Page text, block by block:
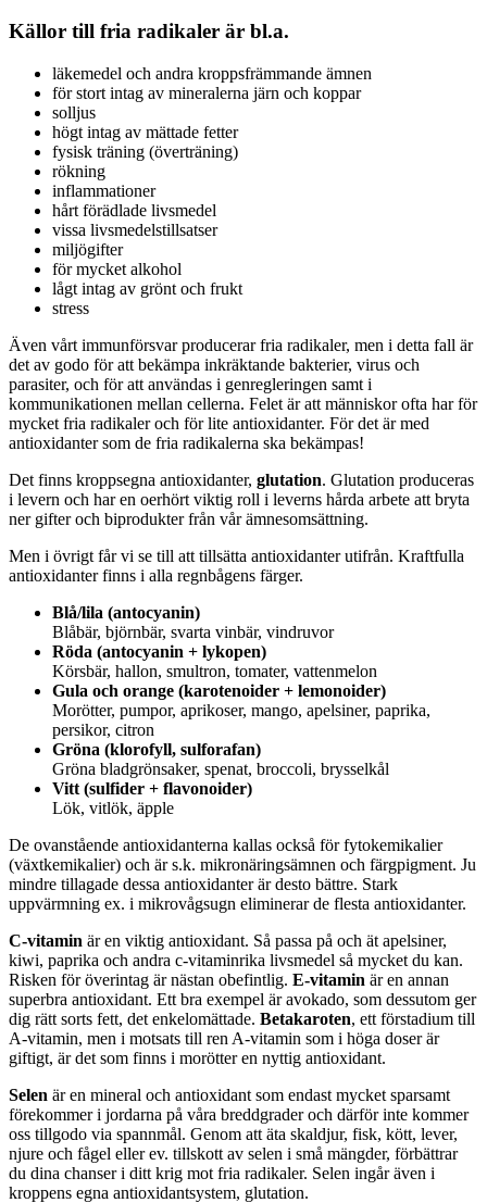
Källor till fria radikaler är bl.a.
läkemedel och andra kroppsfrämmande ämnen
för stort intag av mineralerna järn och koppar
solljus
högt intag av mättade fetter
fysisk träning (överträning)
rökning
inflammationer
hårt förädlade livsmedel
vissa livsmedelstillsatser
miljögifter
för mycket alkohol
lågt intag av grönt och frukt
stress
Även vårt immunförsvar producerar fria radikaler, men i detta fall är
det av godo för att bekämpa inkräktande bakterier, virus och
parasiter, och för att användas i genregleringen samt i
kommunikationen mellan cellerna. Felet är att människor ofta har för
mycket fria radikaler och för lite antioxidanter. För det är med
antioxidanter som de fria radikalerna ska bekämpas!
Det finns kroppsegna antioxidanter, glutation. Glutation produceras
i levern och har en oerhört viktig roll i leverns hårda arbete att bryta
ner gifter och biprodukter från vår ämnesomsättning.
Men i övrigt får vi se till att tillsätta antioxidanter utifrån. Kraftfulla
antioxidanter finns i alla regnbågens färger.
Blå/lila (antocyanin)
Blåbär, björnbär, svarta vinbär, vindruvor
Röda (antocyanin + lykopen)
Körsbär, hallon, smultron, tomater, vattenmelon
Gula och orange (karotenoider + lemonoider)
Morötter, pumpor, aprikoser, mango, apelsiner, paprika,
persikor, citron
Gröna (klorofyll, sulforafan)
Gröna bladgrönsaker, spenat, broccoli, brysselkål
Vitt (sulfider + flavonoider)
Lök, vitlök, äpple
De ovanstående antioxidanterna kallas också för fytokemikalier
(växtkemikalier) och är s.k. mikronäringsämnen och färgpigment. Ju
mindre tillagade dessa antioxidanter är desto bättre. Stark
uppvärmning ex. i mikrovågsugn eliminerar de flesta antioxidanter.
C-vitamin är en viktig antioxidant. Så passa på och ät apelsiner,
kiwi, paprika och andra c-vitaminrika livsmedel så mycket du kan.
Risken för överintag är nästan obefintlig. E-vitamin är en annan
superbra antioxidant. Ett bra exempel är avokado, som dessutom ger
dig rätt sorts fett, det enkelomättade. Betakaroten, ett förstadium till
A-vitamin, men i motsats till ren A-vitamin som i höga doser är
giftigt, är det som finns i morötter en nyttig antioxidant.
Selen är en mineral och antioxidant som endast mycket sparsamt
förekommer i jordarna på våra breddgrader och därför inte kommer
oss tillgodo via spannmål. Genom att äta skaldjur, fisk, kött, lever,
njure och fågel eller ev. tillskott av selen i små mängder, förbättrar
du dina chanser i ditt krig mot fria radikaler. Selen ingår även i
kroppens egna antioxidantsystem, glutation.